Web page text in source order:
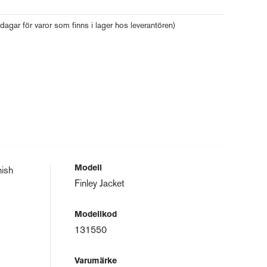
för varor som finns i lager hos leverantören)
Modell
Finley Jacket
Modellkod
131550
Varumärke